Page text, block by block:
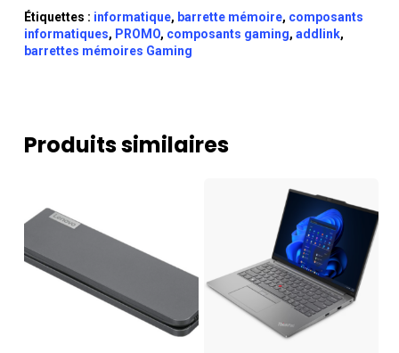
Étiquettes : informatique, barrette mémoire, composants
informatiques, PROMO, composants gaming, addlink,
barrettes mémoires Gaming
Produits similaires